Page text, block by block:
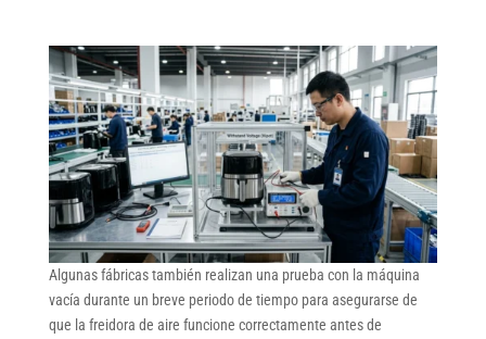
Algunas fábricas también realizan una prueba con la máquina
vacía durante un breve periodo de tiempo para asegurarse de
que la freidora de aire funcione correctamente antes de